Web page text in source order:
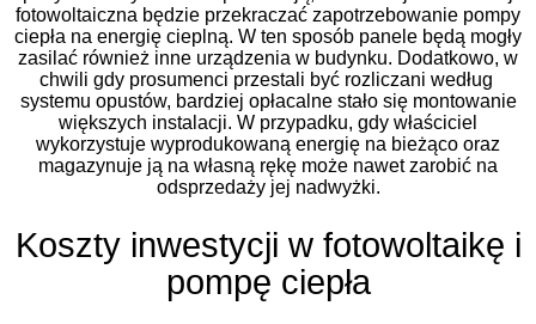
fotowoltaiczna będzie przekraczać zapotrzebowanie pompy
ciepła na energię cieplną. W ten sposób panele będą mogły
zasilać również inne urządzenia w budynku. Dodatkowo, w
chwili gdy prosumenci przestali być rozliczani według
systemu opustów, bardziej opłacalne stało się montowanie
większych instalacji. W przypadku, gdy właściciel
wykorzystuje wyprodukowaną energię na bieżąco oraz
magazynuje ją na własną rękę może nawet zarobić na
odsprzedaży jej nadwyżki.
Koszty inwestycji w fotowoltaikę i
pompę ciepła